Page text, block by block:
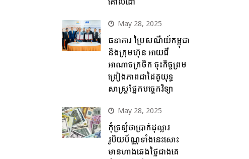
May 28, 2025
ធនាគារ ប្រៃសណីយ៍កម្ពុជា
និងក្រុមហ៊ុន អាយជី
អាណាចក្រថិក ចុះកិច្ចព្រម
ព្រៀងភាពជាដៃគូយុទ្ធ
សាស្ត្រផ្នែកបច្ចេកវិទ្យា
May 28, 2025
កុំច្រឡំថាប្រាក់ដុល្លារ
រូបិយប័ណ្ណទាំងនេះសោះ
មានហាងឆេងថ្លៃជាងគេ